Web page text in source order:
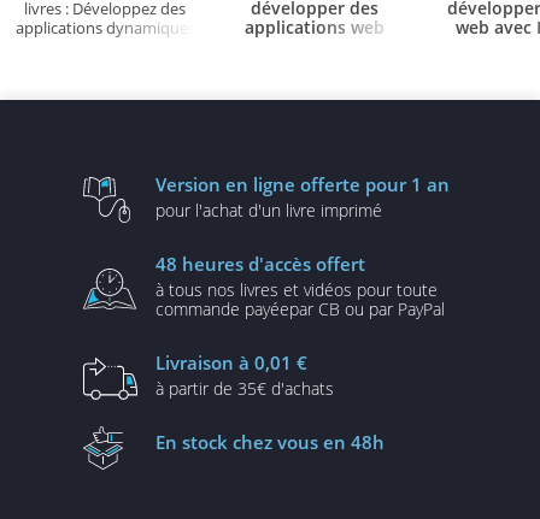
livres : Développez des
applications dynamiques
développer des
applications web
web avec
Version en ligne offerte pour 1 an
pour l'achat d'un livre imprimé
48 heures d'accès offert
à tous nos livres et vidéos pour toute
commande payéepar CB ou par PayPal
Livraison à 0,01 €
à partir de 35€ d'achats
En stock chez vous en 48h